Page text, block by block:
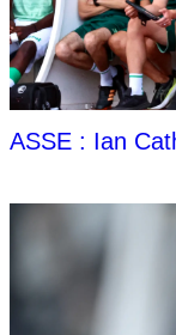
ASSE : Ian